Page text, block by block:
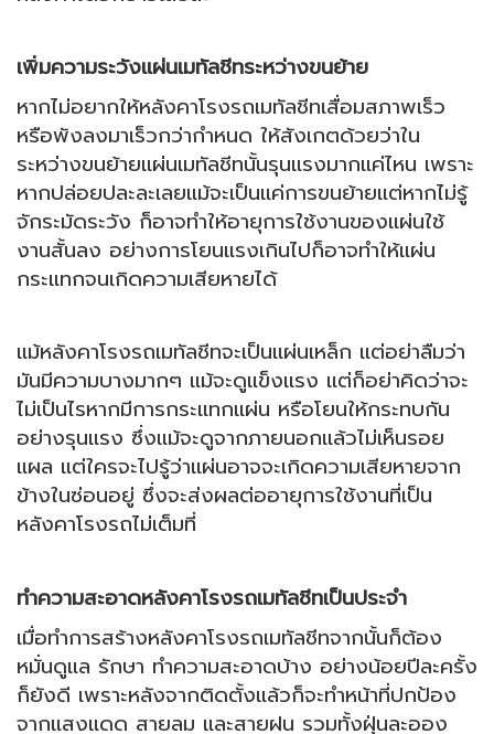
เพิ่มความระวังแผ่นเมทัลชีทระหว่างขนย้าย
หากไม่อยากให้หลังคาโรงรถเมทัลชีทเสื่อมสภาพเร็ว
หรือพังลงมาเร็วกว่ากำหนด ให้สังเกตด้วยว่าใน
ระหว่างขนย้ายแผ่นเมทัลชีทนั้นรุนแรงมากแค่ไหน เพราะ
หากปล่อยปละละเลยแม้จะเป็นแค่การขนย้ายแต่หากไม่รู้
จักระมัดระวัง ก็อาจทำให้อายุการใช้งานของแผ่นใช้
งานสั้นลง อย่างการโยนแรงเกินไปก็อาจทำให้แผ่น
กระแทกจนเกิดความเสียหายได้
แม้หลังคาโรงรถเมทัลชีทจะเป็นแผ่นเหล็ก แต่อย่าลืมว่า
มันมีความบางมากๆ แม้จะดูแข็งแรง แต่ก็อย่าคิดว่าจะ
ไม่เป็นไรหากมีการกระแทกแผ่น หรือโยนให้กระทบกัน
อย่างรุนแรง ซึ่งแม้จะดูจากภายนอกแล้วไม่เห็นรอย
แผล แต่ใครจะไปรู้ว่าแผ่นอาจจะเกิดความเสียหายจาก
ข้างในซ่อนอยู่ ซึ่งจะส่งผลต่ออายุการใช้งานที่เป็น
หลังคาโรงรถไม่เต็มที่
ทำความสะอาดหลังคาโรงรถเมทัลชีทเป็นประจำ
เมื่อทำการสร้างหลังคาโรงรถเมทัลชีทจากนั้นก็ต้อง
หมั่นดูแล รักษา ทำความสะอาดบ้าง อย่างน้อยปีละครั้ง
ก็ยังดี เพราะหลังจากติดตั้งแล้วก็จะทำหน้าที่ปกป้อง
จากแสงแดด สายลม และสายฝน รวมทั้งฝุ่นละออง